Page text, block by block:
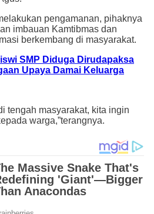
pengamanan, pihaknya
imbauan Kamtibmas dan
berkembang di masyarakat.
SMP Diduga Dirudapaksa
Upaya Damai Keluarga
tengah masyarakat, kita ingin
warga,”terangnya.